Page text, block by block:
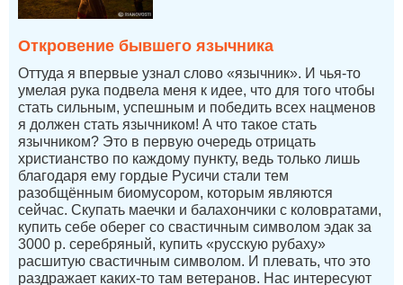
Откровение бывшего язычника
Оттуда я впервые узнал слово «язычник». И чья-то
умелая рука подвела меня к идее, что для того чтобы
стать сильным, успешным и победить всех нацменов
я должен стать язычником! А что такое стать
язычником? Это в первую очередь отрицать
христианство по каждому пункту, ведь только лишь
благодаря ему гордые Русичи стали тем
разобщённым биомусором, которым являются
сейчас. Скупать маечки и балахончики с коловратами,
купить себе оберег со свастичным символом эдак за
3000 р. серебряный, купить «русскую рубаху»
расшитую свастичным символом. И плевать, что это
раздражает каких-то там ветеранов. Нас интересуют